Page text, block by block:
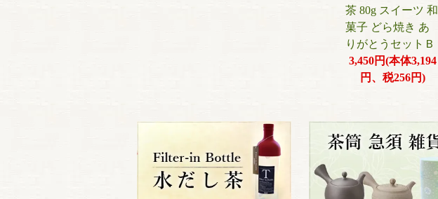
茶 80g スイーツ 和
菓子 どら焼き あ
りがとうセットＢ
3,450円(本体3,194
円、税256円)